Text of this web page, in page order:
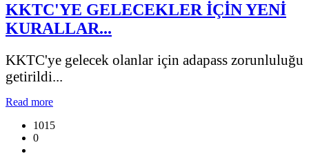
KKTC'YE GELECEKLER İÇİN YENİ
KURALLAR...
KKTC'ye gelecek olanlar için adapass zorunluluğu
getirildi...
Read more
1015
0